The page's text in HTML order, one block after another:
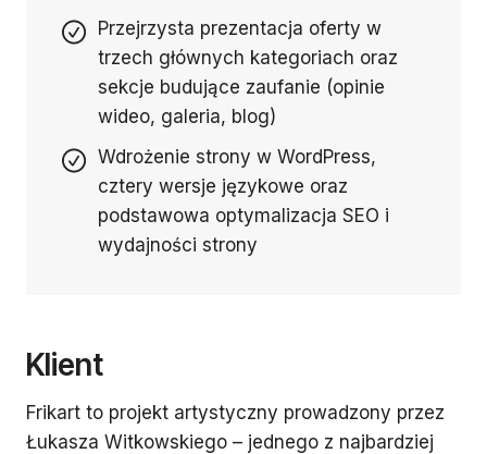
Przejrzysta prezentacja oferty w
trzech głównych kategoriach oraz
sekcje budujące zaufanie (opinie
wideo, galeria, blog)
Wdrożenie strony w WordPress,
cztery wersje językowe oraz
podstawowa optymalizacja SEO i
wydajności strony
Klient
Frikart to projekt artystyczny prowadzony przez
Łukasza Witkowskiego – jednego z najbardziej